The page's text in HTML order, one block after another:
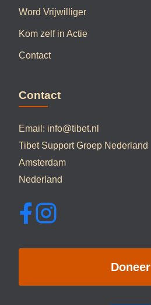
Word Vrijwilliger
Kom zelf in Actie
Contact
Contact
Email: info@tibet.nl
Tibet Support Groep Nederland
Amsterdam
Nederland
Doneer